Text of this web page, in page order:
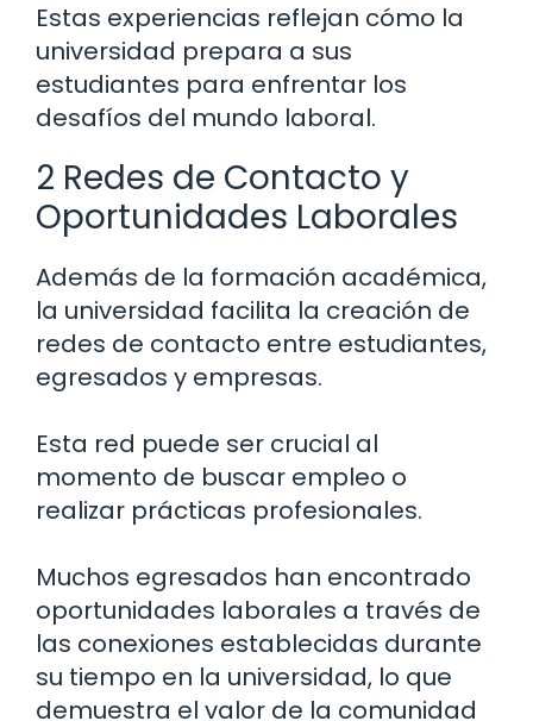
Estas experiencias reflejan cómo la
universidad prepara a sus
estudiantes para enfrentar los
desafíos del mundo laboral.
2 Redes de Contacto y
Oportunidades Laborales
Además de la formación académica,
la universidad facilita la creación de
redes de contacto entre estudiantes,
egresados y empresas.
Esta red puede ser crucial al
momento de buscar empleo o
realizar prácticas profesionales.
Muchos egresados han encontrado
oportunidades laborales a través de
las conexiones establecidas durante
su tiempo en la universidad, lo que
demuestra el valor de la comunidad